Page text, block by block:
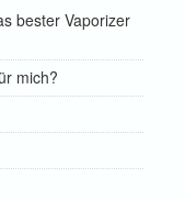
bester Vaporizer
mich?